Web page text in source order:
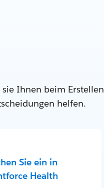
Ihnen beim Erstellen
helfen.
Sie ein in
Health